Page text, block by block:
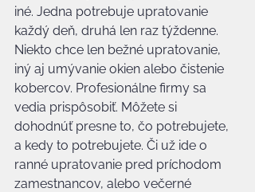
iné. Jedna potrebuje upratovanie
každý deň, druhá len raz týždenne.
Niekto chce len bežné upratovanie,
iný aj umývanie okien alebo čistenie
kobercov. Profesionálne firmy sa
vedia prispôsobiť. Môžete si
dohodnúť presne to, čo potrebujete,
a kedy to potrebujete. Či už ide o
ranné upratovanie pred príchodom
zamestnancov, alebo večerné